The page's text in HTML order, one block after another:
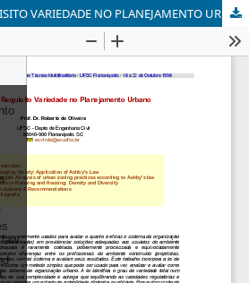
APLICAÇÃO DO REQUISITO VARIEDADE NO PLANEJAMENTO URBANO